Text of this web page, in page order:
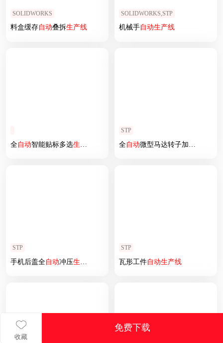
收藏
免费下载
SOLIDWORKS
料盒缓存自动叠拆生产线
SOLIDWORKS,STP
机械手自动生产线
全自动智能贴标多选生产线
STP
全自动微型马达转子加工
STP
手机后盖全自动冲压生产线
STP
瓦形工件自动生产线